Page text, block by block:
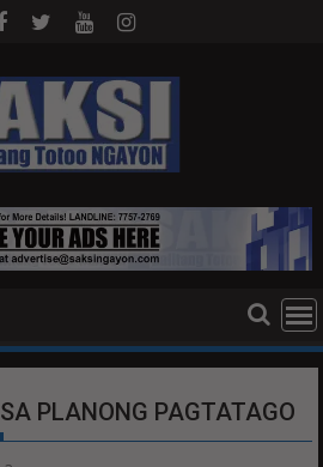
PLANONG PAGTATAGO